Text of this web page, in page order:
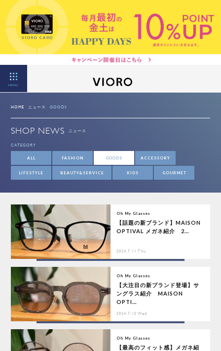
MENU
HOME ニュース GOODS
SHOP NEWS ニュース
CATEGORY
ALL FASHION GOODS ACCESSORY
LIFESTYLE BEAUTY&SERVICE KIDS GOURMET
Oh My Glasses
【話題の新ブランド】MAISON
OPTIVAL メガネ紹介 2...
2024.7.11 Thu
Oh My Glasses
【大注目の新ブランド登場】サ
ングラス紹介 MAISON
OPTI...
2024.7.10 Wed
Oh My Glasses
【最高のフィット感】メガネ紹